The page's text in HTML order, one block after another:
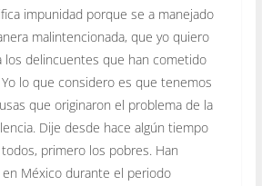
impunidad porque se a manejado
malintencionada, que yo quiero
los delincuentes que han cometido
lo que considero es que tenemos
que originaron el problema de la
Dije desde hace algún tiempo
primero los pobres. Han
México durante el periodo